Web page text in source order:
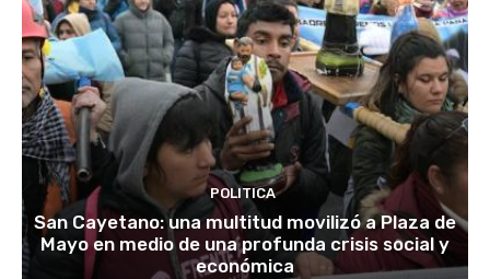
POLITICA
San Cayetano: una multitud movilizó a Plaza de
Mayo en medio de una profunda crisis social y
económica